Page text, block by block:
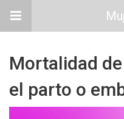
Mortalidad
el parto o